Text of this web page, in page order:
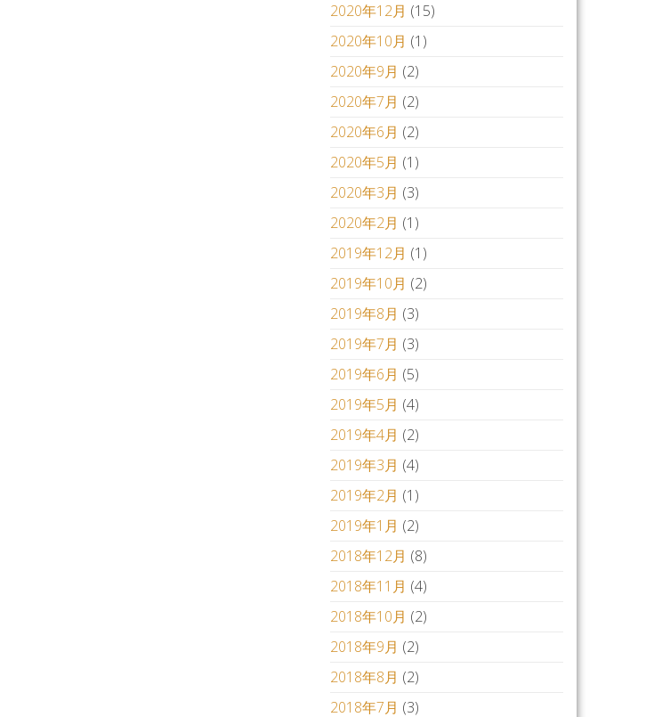
2020年12月 (15)
2020年10月 (1)
2020年9月 (2)
2020年7月 (2)
2020年6月 (2)
2020年5月 (1)
2020年3月 (3)
2020年2月 (1)
2019年12月 (1)
2019年10月 (2)
2019年8月 (3)
2019年7月 (3)
2019年6月 (5)
2019年5月 (4)
2019年4月 (2)
2019年3月 (4)
2019年2月 (1)
2019年1月 (2)
2018年12月 (8)
2018年11月 (4)
2018年10月 (2)
2018年9月 (2)
2018年8月 (2)
2018年7月 (3)